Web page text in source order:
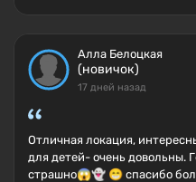
Алла Белоцкая
(новичок)
17 дней назад
Отличная локация,
для детей- очень довольны.
страшно😱👻 😁 спасибо